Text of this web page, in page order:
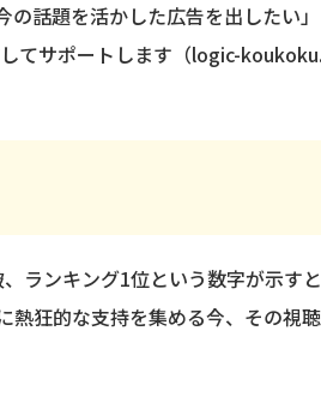
の話題を活かした広告を出したい
てサポートします（logic-
ランキング1位という数字が示す
狂的な支持を集める今、その視